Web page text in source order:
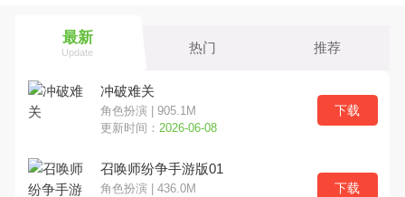
竞技
魔幻 养成
动作 角色 经营
最新
Update 热门 推荐
冲破难关
角色扮演 | 905.1M
更新时间： 2026-06-08
下载
召唤师纷争手游版01
角色扮演 | 436.0M
下载